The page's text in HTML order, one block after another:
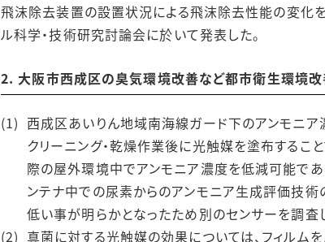
飛沫除去装置の設置状況による飛沫除去性能の変化
ル科学・技術研究討論会に於いて発表した。
2. 大阪市西成区の臭気環境改善など都市衛生環境
西成区あいりん地域南海線ガード下のアンモニ
クリーニング・乾燥作業後に光触媒を塗布するこ
際の屋外環境中でアンモニア濃度を低減可能で
ンテナ中での尿素からのアンモニア生成評価技
低い事が明らかとなったため別のセンサーを調査
真菌に対する光触媒の効果については、フィルム